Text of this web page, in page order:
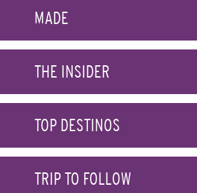
MADE
THE INSIDER
TOP DESTINOS
TRIP TO FOLLOW